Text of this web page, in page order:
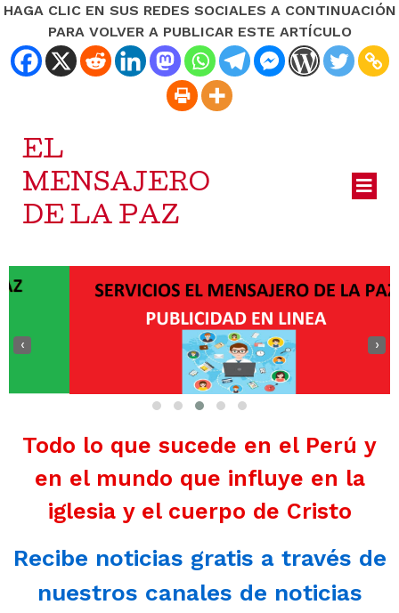
HAGA CLIC EN SUS REDES SOCIALES A CONTINUACIÓN
PARA VOLVER A PUBLICAR ESTE ARTÍCULO
EL
MENSAJERO
DE LA PAZ
‹ ›
Todo lo que sucede en el Perú y
en el mundo que influye en la
iglesia y el cuerpo de Cristo
Recibe noticias gratis a través de
nuestros canales de noticias